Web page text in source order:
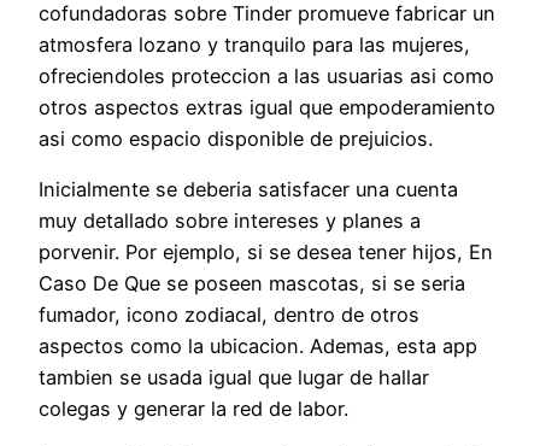
cofundadoras sobre Tinder promueve fabricar un
atmosfera lozano y tranquilo para las mujeres,
ofreciendoles proteccion a las usuarias asi­ como
otros aspectos extras igual que empoderamiento
asi­ como espacio disponible de prejuicios.
Inicialmente se deberia satisfacer una cuenta
muy detallado sobre intereses y planes a
porvenir. Por ejemplo, si se desea tener hijos, En
Caso De Que se poseen mascotas, si se seri­a
fumador, icono zodiacal, dentro de otros
aspectos como la ubicacion. Ademas, esta app
tambien se usada igual que lugar de hallar
colegas y generar la red de labor.